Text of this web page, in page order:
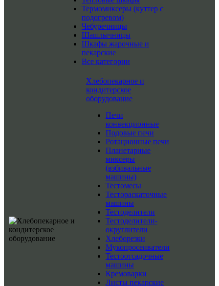
Термомиксеры (куттер с
подогревом)
Чебуречницы
Шашлычницы
Шкафы жарочные и
пекарские
Все категории
Хлебопекарное и
кондитерское
оборудование
Печи
конвекционные
Подовые печи
Ротационные печи
Планетарные
миксеры
(взбивальные
машины)
Тестомесы
Тестораскаточные
машины
Тестоделители
Тестоделители-
округлители
Хлеборезки
Мукопросеиватели
Тестоотсадочные
машины
Кремоварки
Листы пекарские